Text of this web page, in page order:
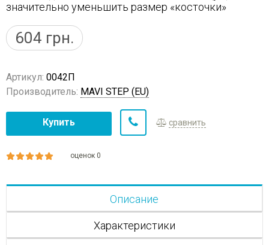
значительно уменьшить размер «косточки»
604 грн.
Артикул: 0042П
Производитель: MAVI STEP (EU)
Купить сравнить
оценок 0
Описание
Характеристики